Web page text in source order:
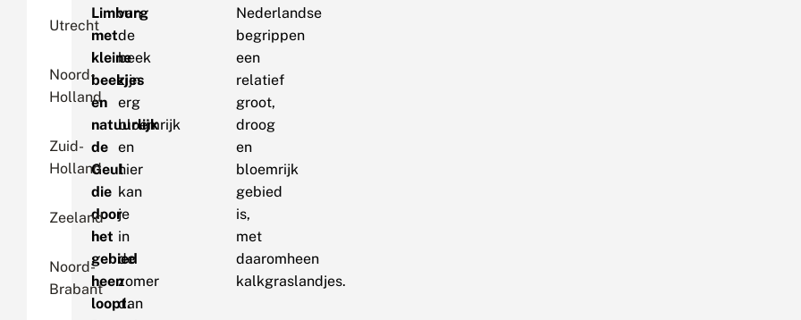
Utrecht
Noord-
Holland
Zuid-
Holland
Zeeland
Noord-
Brabant
Limburg
met
kleine
beekjes
en
natuurlijk
de
Geul
die
door
het
gebied
heen
loopt.
van
de
beek
zijn
erg
bloemrijk
en
hier
kan
je
in
de
zomer
dan
Nederlandse
begrippen
een
relatief
groot,
droog
en
bloemrijk
gebied
is,
met
daaromheen
kalkgraslandjes.